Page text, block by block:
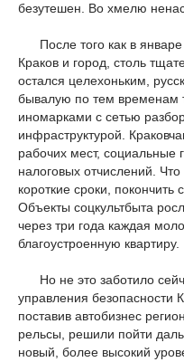
безутешен. Во хмелю
После того как в январе
Краков и город, столь
остался целехоньким,
бывалую по тем временам
иномарками с сетью
инфраструктурой.
рабочих мест, социальные
налоговых отчислений.
короткие сроки,
Объекты соцкультбыта
через три года каждая
благоустроенную квартиру.
Но не это заботило
управления безопасности
поставив автобизнес
рельсы, решили пойти
новый, более высокий